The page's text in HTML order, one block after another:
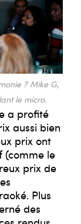
? Mike G,
le micro.
a profité
aussi bien
prix ont
(comme le
prix de
Plus
des